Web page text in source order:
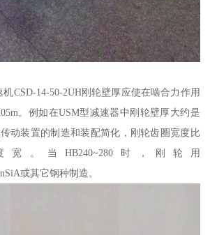
机CSD-14-50-2UH刚轮壁厚应使在啮合力作用
。例如在USM型减速器中刚轮壁厚大约是
动装置的制造和装配简化，刚轮齿圈宽度比
。当HB240~280时，刚轮用
或其它钢种制造。